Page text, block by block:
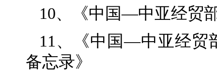
10、《中国—中亚经贸
11、《中国—中亚经贸
备忘录》